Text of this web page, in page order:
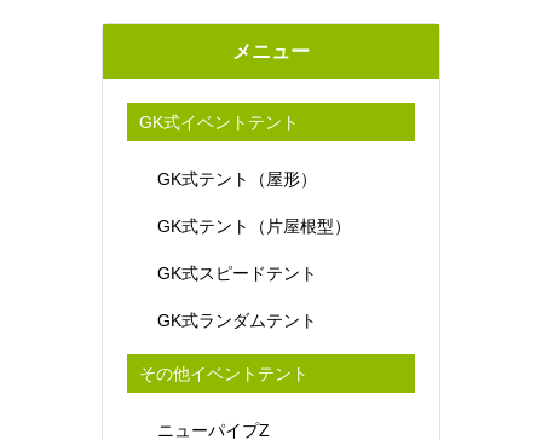
メニュー
GK式イベントテント
GK式テント（屋形）
GK式テント（片屋根型）
GK式スピードテント
GK式ランダムテント
その他イベントテント
ニューパイプZ